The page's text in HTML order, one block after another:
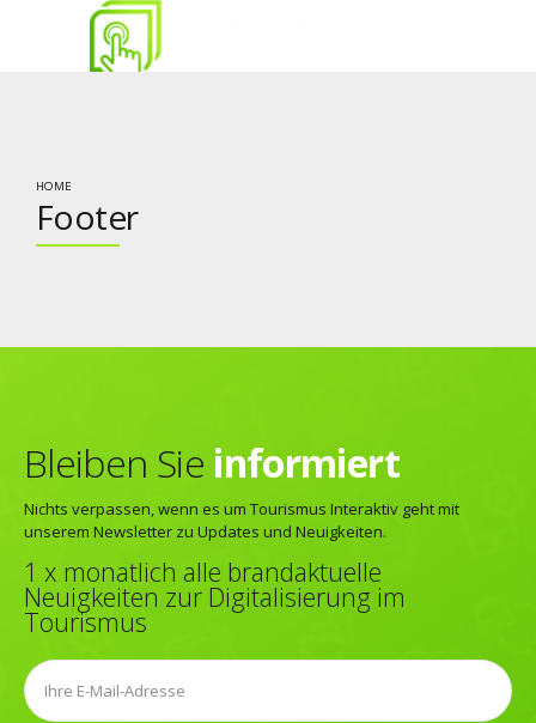
HOME
Footer
Bleiben Sie informiert
Nichts verpassen, wenn es um Tourismus Interaktiv geht mit
unserem Newsletter zu Updates und Neuigkeiten.
1 x monatlich alle brandaktuelle
Neuigkeiten zur Digitalisierung im
Tourismus